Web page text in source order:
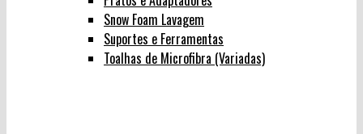
Snow Foam Lavagem
Suportes e Ferramentas
Toalhas de Microfibra (Variadas)